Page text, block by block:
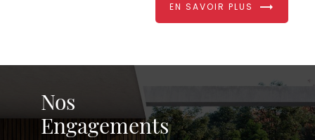
EN SAVOIR PLUS
Nos
Engagements